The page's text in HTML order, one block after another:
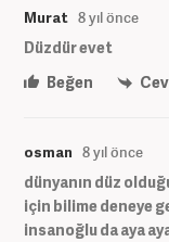
Murat 8 yıl önce
Düzdür evet
Beğen
osman 8 yıl önce
dünyanın düz
için bilime deneye
insanoğlu da aya